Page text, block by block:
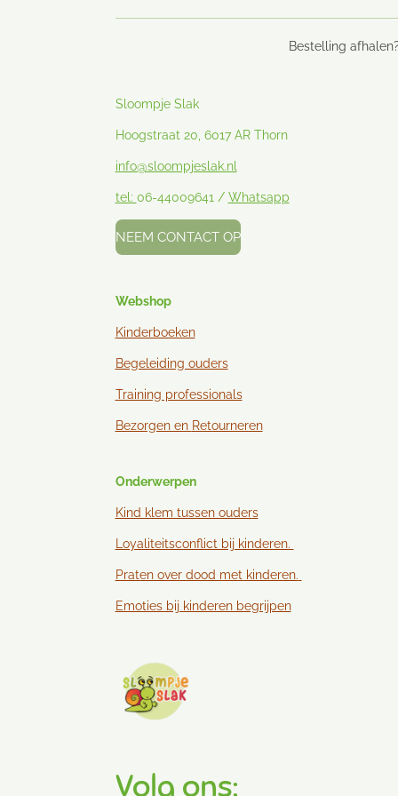
Bestelling
Sloompje Slak
Hoogstraat 20, 6017 AR Thorn
info@sloompjeslak.nl
tel: 06-44009641 / Whatsapp
NEEM CONTACT OP
Webshop
Kinderboeken
Begeleiding ouders
Training professionals
Bezorgen en Retourneren
Onderwerpen
Kind klem tussen ouders
Loyaliteitsconflict bij kinderen.
Praten over dood met kinderen.
Emoties bij kinderen begrijpen
Volg ons: